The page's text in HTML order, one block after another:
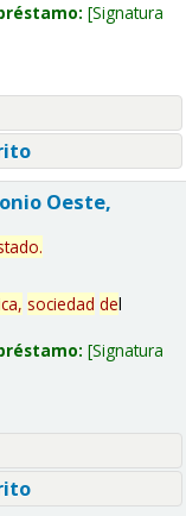
Signatura
Oeste,
.
sociedad del
Signatura